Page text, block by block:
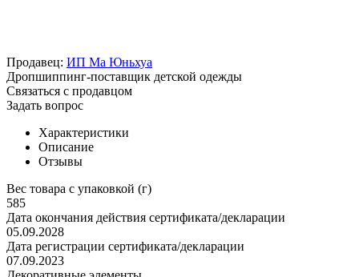
Продавец: ИП Ма Юньхуа
Дропшиппинг-поставщик детской одежды
Связаться с продавцом
Задать вопрос
Характеристики
Описание
Отзывы
Вес товара с упаковкой (г)
585
Дата окончания действия сертификата/декларации
05.09.2028
Дата регистрации сертификата/декларации
07.09.2023